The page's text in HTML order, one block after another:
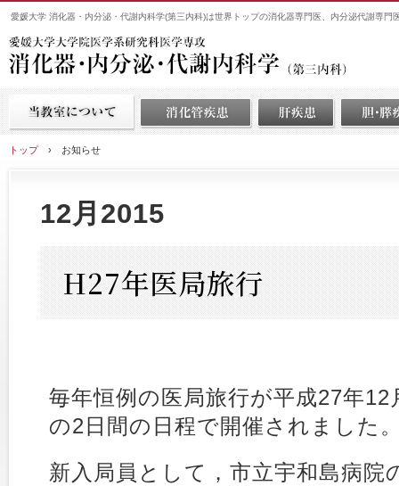
愛媛大学 消化器・内分泌・代謝内科学(第三内科)は世界トップの消化器専門医、内分泌代謝専門
トップ› お知らせ
12月2015
H27年医局旅行
毎年恒例の医局旅行が平成27年
の2日間の日程で開催されました
新入局員として，市立宇和島病院